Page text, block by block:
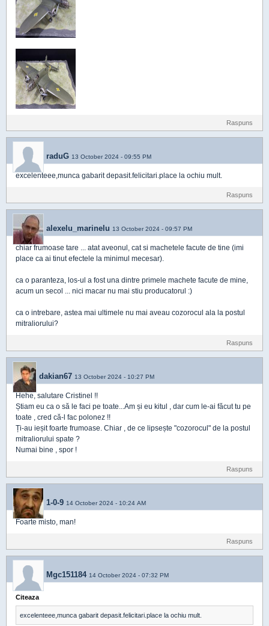
Raspuns
raduG 13 October 2024 - 09:55 PM
excelenteee,munca gabarit depasit.felicitari.place la ochiu mult.
Raspuns
alexelu_marinelu 13 October 2024 - 09:57 PM
chiar frumoase tare ... atat aveonul, cat si machetele facute de tine (imi
place ca ai tinut efectele la minimul mecesar).
ca o paranteza, los-ul a fost una dintre primele machete facute de mine,
acum un secol ... nici macar nu mai stiu producatorul :)
ca o intrebare, astea mai ultimele nu mai aveau cozorocul ala la postul
mitraliorului?
Raspuns
dakian67 13 October 2024 - 10:27 PM
Hehe, salutare Cristinel !!
Știam eu ca o să le faci pe toate...Am și eu kitul , dar cum le-ai făcut tu pe
toate , cred că-l fac polonez !!
Ți-au ieșit foarte frumoase. Chiar , de ce lipsește "cozorocul" de la postul
mitraliorului spate ?
Numai bine , spor !
Raspuns
1-0-9 14 October 2024 - 10:24 AM
Foarte misto, man!
Raspuns
Mgc151184 14 October 2024 - 07:32 PM
Citeaza
excelenteee,munca gabarit depasit.felicitari.place la ochiu mult.